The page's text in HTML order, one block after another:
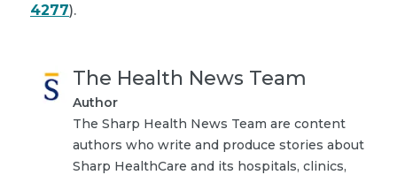
4277).
The Health News Team
Author
The Sharp Health News Team are content
authors who write and produce stories about
Sharp HealthCare and its hospitals, clinics,